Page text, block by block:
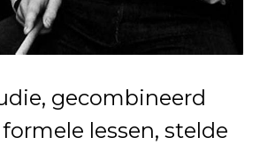
gecombineerd
lessen, stelde